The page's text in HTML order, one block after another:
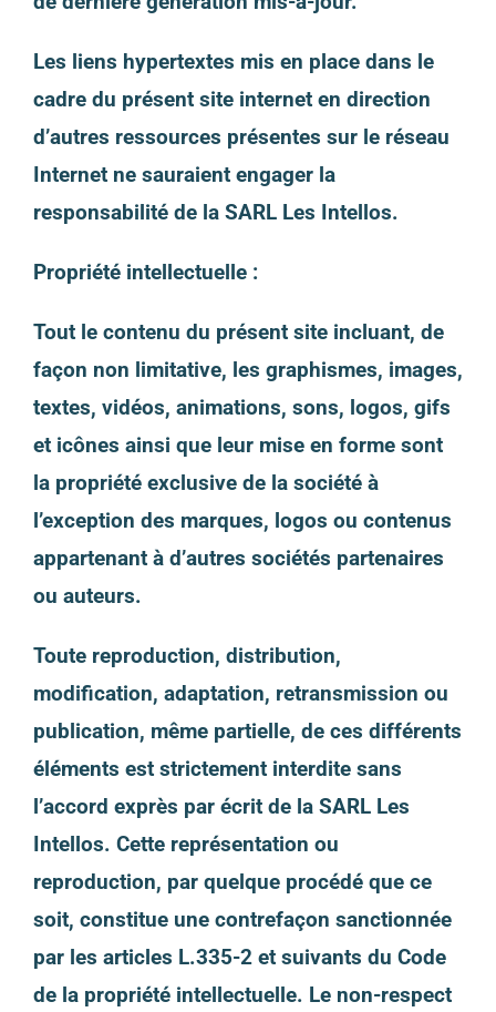
Les liens hypertextes mis en place dans le
cadre du présent site internet en direction
d’autres ressources présentes sur le réseau
Internet ne sauraient engager la
responsabilité de la SARL Les Intellos.
Propriété intellectuelle :
Tout le contenu du présent site incluant, de
façon non limitative, les graphismes, images,
textes, vidéos, animations, sons, logos, gifs
et icônes ainsi que leur mise en forme sont
la propriété exclusive de la société à
l’exception des marques, logos ou contenus
appartenant à d’autres sociétés partenaires
ou auteurs.
Toute reproduction, distribution,
modification, adaptation, retransmission ou
publication, même partielle, de ces différents
éléments est strictement interdite sans
l’accord exprès par écrit de la SARL Les
Intellos. Cette représentation ou
reproduction, par quelque procédé que ce
soit, constitue une contrefaçon sanctionnée
par les articles L.335-2 et suivants du Code
de la propriété intellectuelle. Le non-respect